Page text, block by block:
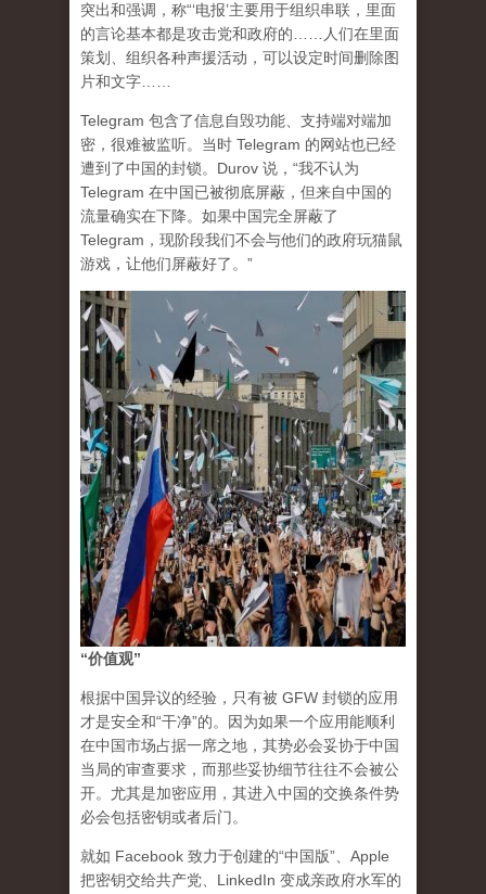
突出和强调，称“‘电报’主要用于组织串联，里面
的言论基本都是攻击党和政府的……人们在里面
策划、组织各种声援活动，可以设定时间删除图
片和文字……
Telegram 包含了信息自毁功能、支持端对端加
密，很难被监听。当时 Telegram 的网站也已经
遭到了中国的封锁。Durov 说，“我不认为
Telegram 在中国已被彻底屏蔽，但来自中国的
流量确实在下降。如果中国完全屏蔽了
Telegram，现阶段我们不会与他们的政府玩猫鼠
游戏，让他们屏蔽好了。”
“价值观”
根据中国异议的经验，只有被 GFW 封锁的应用
才是安全和“干净”的。因为如果一个应用能顺利
在中国市场占据一席之地，其势必会妥协于中国
当局的审查要求，而那些妥协细节往往不会被公
开。尤其是加密应用，其进入中国的交换条件势
必会包括密钥或者后门。
就如 Facebook 致力于创建的“中国版”、Apple
把密钥交给共产党、LinkedIn 变成亲政府水军的